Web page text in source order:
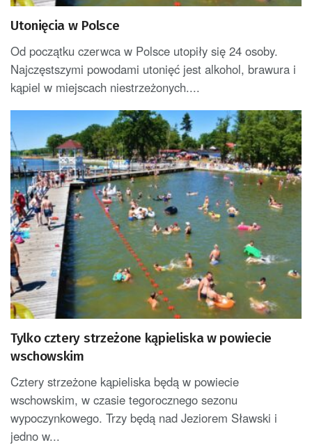
Utonięcia w Polsce
Od początku czerwca w Polsce utopiły się 24 osoby.
Najczęstszymi powodami utonięć jest alkohol, brawura i
kąpiel w miejscach niestrzeżonych....
Tylko cztery strzeżone kąpieliska w powiecie
wschowskim
Cztery strzeżone kąpieliska będą w powiecie
wschowskim, w czasie tegorocznego sezonu
wypoczynkowego. Trzy będą nad Jeziorem Sławski i
jedno w...